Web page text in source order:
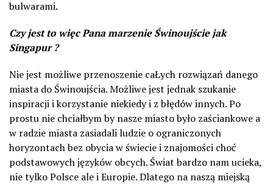
bulwarami.
Czy jest to więc Pana marzenie Świnoujście jak
Singapur ?
Nie jest możliwe przenoszenie caŁych rozwiązań danego
miasta do Świnoujścia. Możliwe jest jednak szukanie
inspiracji i korzystanie niekiedy i z błędów innych. Po
prostu nie chciałbym by nasze miasto było zaściankowe a
w radzie miasta zasiadali ludzie o ograniczonych
horyzontach bez obycia w świecie i znajomości choć
podstawowych języków obcych. Świat bardzo nam ucieka,
nie tylko Polsce ale i Europie. Dlatego na naszą miejską